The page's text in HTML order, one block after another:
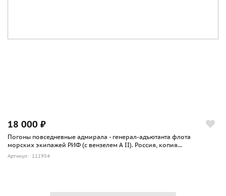
18 000 ₽
Погоны повседневные адмирала - генерал-адъютанта флота
морских экипажей РИФ (с вензелем А II). Россия, копия...
Артикул: 111954